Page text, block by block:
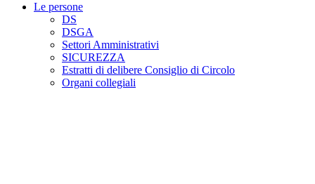
Le persone
DS
DSGA
Settori Amministrativi
SICUREZZA
Estratti di delibere Consiglio di Circolo
Organi collegiali